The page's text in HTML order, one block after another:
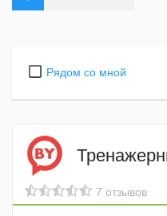
Рядом со мной
7 отзывов